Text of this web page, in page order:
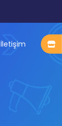
İletişim